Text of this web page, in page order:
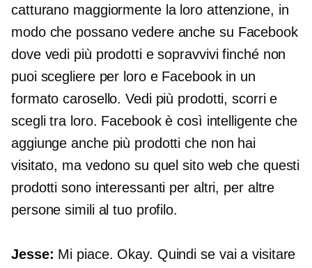
catturano maggiormente la loro attenzione, in
modo che possano vedere anche su Facebook
dove vedi più prodotti e sopravvivi finché non
puoi scegliere per loro e Facebook in un
formato carosello. Vedi più prodotti, scorri e
scegli tra loro. Facebook è così intelligente che
aggiunge anche più prodotti che non hai
visitato, ma vedono su quel sito web che questi
prodotti sono interessanti per altri, per altre
persone simili al tuo profilo.
Jesse: Mi piace. Okay. Quindi se vai a visitare